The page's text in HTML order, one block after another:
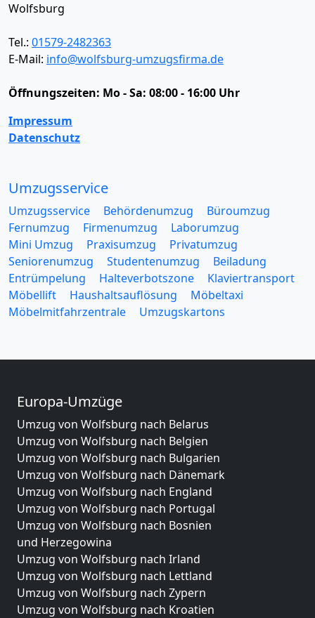
Wolfsburg
Tel.: 01579-2482363
E-Mail: info@wolfsburg-umzugsfirma.de
Öffnungszeiten: Mo - Sa: 08:00 - 16:00 Uhr
Impressum
Datenschutz
Umzugsservice
Umzugsservice Behördenumzug
Büroumzug
Fernumzug
Firmenumzug
Laborumzug
Mini Umzug
Praxisumzug
Privatumzug
Seniorenumzug
Studentenumzug
Beiladung
Entrümpelung
Halteverbotszone
Klaviertransport
Möbellift
Haushaltsauflösung
Möbeltaxi
Möbelmitfahrzentrale
Umzugskartons
Europa-Umzüge
Umzug von Wolfsburg nach Belarus
Umzug von Wolfsburg nach Belgien
Umzug von Wolfsburg nach Bulgarien
Umzug von Wolfsburg nach Dänemark
Umzug von Wolfsburg nach England
Umzug von Wolfsburg nach Portugal
Umzug von Wolfsburg nach Bosnien
und Herzegowina
Umzug von Wolfsburg nach Irland
Umzug von Wolfsburg nach Lettland
Umzug von Wolfsburg nach Zypern
Umzug von Wolfsburg nach Kroatien